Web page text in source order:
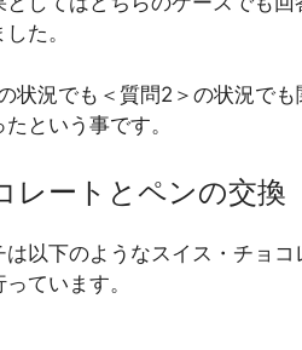
た。
状況でも＜質問2＞の状況でも
という事です。
レートとペンの交換
は以下のようなスイス・チョ
ています。